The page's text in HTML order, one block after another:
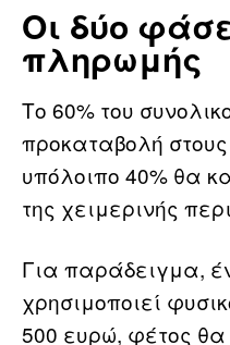
Οι δύο
πληρωμής
Το 60% του
προκαταβολή
υπόλοιπο 40% θα
της χειμερινής
Για παράδειγμα,
χρησιμοποιεί
500 ευρώ, φέτος